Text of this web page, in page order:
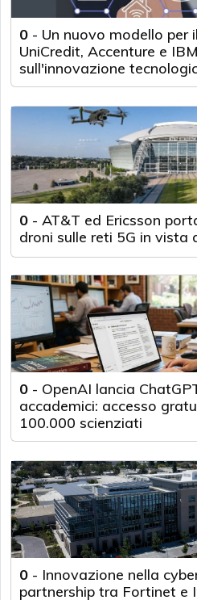
0 - Un nuovo modello per
UniCredit, Accenture e
sull'innovazione
0 - AT&T ed Ericsson
droni sulle reti 5G in vista
0 - OpenAI lancia
accademici: accesso
100.000 scienziati
0 - Innovazione nella
partnership tra Fortinet e